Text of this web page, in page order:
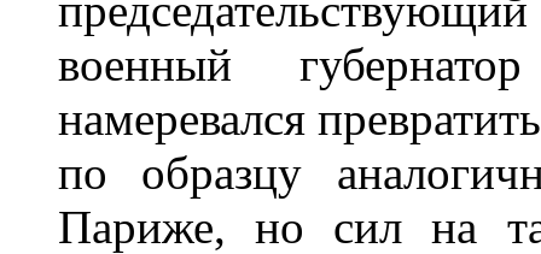
военный
намеревался
по образцу
Париже, но сил на